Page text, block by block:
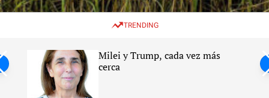
w
c
e
e
TRENDING
Milei y Trump, cada vez más
cerca